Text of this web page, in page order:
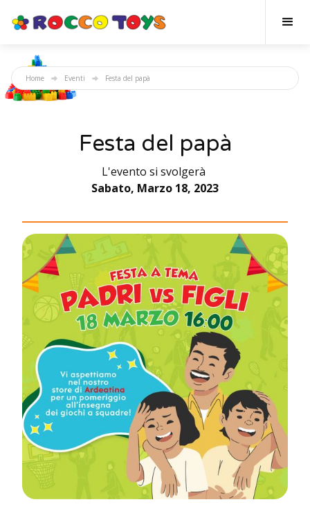
Home Eventi Festa del papà
Festa del papà
L'evento si svolgerà
Sabato, Marzo 18, 2023